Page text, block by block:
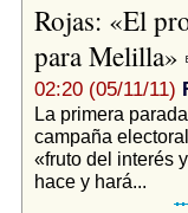
Rojas: «El
para Melilla»
02:20 (05/11/11)
La primera
campaña
«fruto del interés
hace y hará...